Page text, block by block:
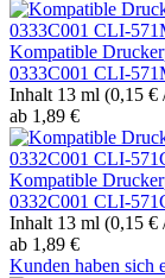
Kompatible
0333C001 CLI-
Inhalt 13 ml (0,15 €
ab 1,89 €
Kompatible
0332C001 CLI-
Inhalt 13 ml (0,15 €
ab 1,89 €
Kunden haben sich